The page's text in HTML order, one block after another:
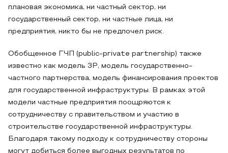
плановая экономика, ни частный сектор, ни
государственный сектор, ни частные лица, ни
предприятия, никто бы не предпочел риск.
Обобщенное ГЧП (public-private partnership) также
известно как модель 3P, модель государственно-
частного партнерства, модель финансирования проектов
для государственной инфраструктуры. В рамках этой
модели частные предприятия поощряются к
сотрудничеству с правительством и участию в
строительстве государственной инфраструктуры.
Благодаря такому подходу к сотрудничеству стороны
могут добиться более выгодных результатов по